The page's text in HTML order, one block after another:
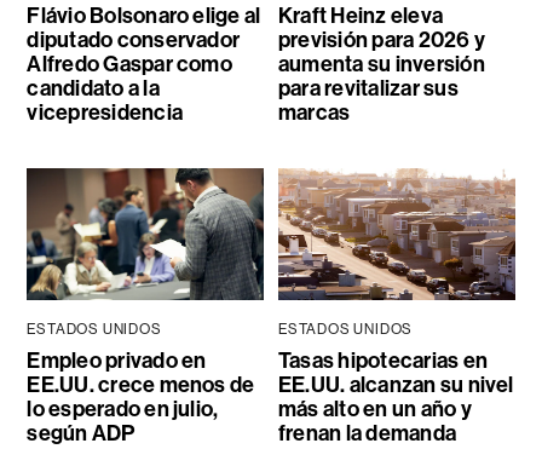
Flávio Bolsonaro elige al
diputado conservador
Alfredo Gaspar como
candidato a la
vicepresidencia
Kraft Heinz eleva
previsión para 2026 y
aumenta su inversión
para revitalizar sus
marcas
ESTADOS UNIDOS
Empleo privado en
EE.UU. crece menos de
lo esperado en julio,
según ADP
ESTADOS UNIDOS
Tasas hipotecarias en
EE.UU. alcanzan su nivel
más alto en un año y
frenan la demanda